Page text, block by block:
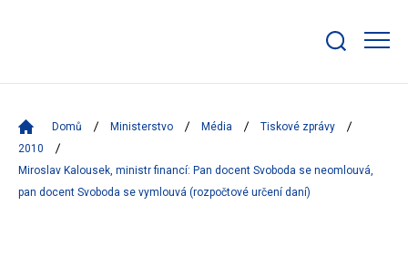
bar
Domů Ministerstvo Média
Tiskové zprávy
2010
Miroslav Kalousek, ministr financí: Pan docent Svoboda se neomlouvá,
pan docent Svoboda se vymlouvá (rozpočtové určení daní)